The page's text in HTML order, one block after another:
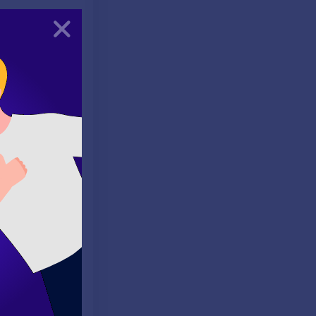
çevresindeki
canlıları
swimmers
Kediler,
Ayrıca,
instincts
vardır.
Kapat